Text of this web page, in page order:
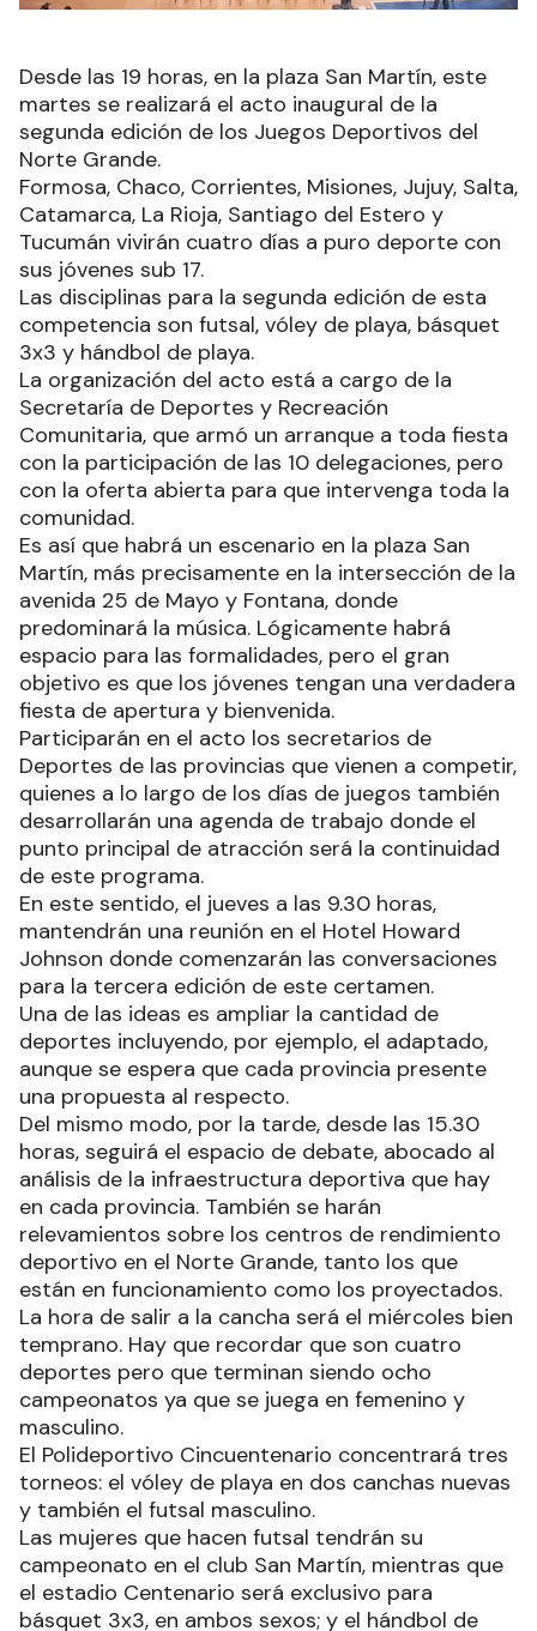
Desde las 19 horas, en la plaza San Martín, este
martes se realizará el acto inaugural de la
segunda edición de los Juegos Deportivos del
Norte Grande.
Formosa, Chaco, Corrientes, Misiones, Jujuy, Salta,
Catamarca, La Rioja, Santiago del Estero y
Tucumán vivirán cuatro días a puro deporte con
sus jóvenes sub 17.
Las disciplinas para la segunda edición de esta
competencia son futsal, vóley de playa, básquet
3x3 y hándbol de playa.
La organización del acto está a cargo de la
Secretaría de Deportes y Recreación
Comunitaria, que armó un arranque a toda fiesta
con la participación de las 10 delegaciones, pero
con la oferta abierta para que intervenga toda la
comunidad.
Es así que habrá un escenario en la plaza San
Martín, más precisamente en la intersección de la
avenida 25 de Mayo y Fontana, donde
predominará la música. Lógicamente habrá
espacio para las formalidades, pero el gran
objetivo es que los jóvenes tengan una verdadera
fiesta de apertura y bienvenida.
Participarán en el acto los secretarios de
Deportes de las provincias que vienen a competir,
quienes a lo largo de los días de juegos también
desarrollarán una agenda de trabajo donde el
punto principal de atracción será la continuidad
de este programa.
En este sentido, el jueves a las 9.30 horas,
mantendrán una reunión en el Hotel Howard
Johnson donde comenzarán las conversaciones
para la tercera edición de este certamen.
Una de las ideas es ampliar la cantidad de
deportes incluyendo, por ejemplo, el adaptado,
aunque se espera que cada provincia presente
una propuesta al respecto.
Del mismo modo, por la tarde, desde las 15.30
horas, seguirá el espacio de debate, abocado al
análisis de la infraestructura deportiva que hay
en cada provincia. También se harán
relevamientos sobre los centros de rendimiento
deportivo en el Norte Grande, tanto los que
están en funcionamiento como los proyectados.
La hora de salir a la cancha será el miércoles bien
temprano. Hay que recordar que son cuatro
deportes pero que terminan siendo ocho
campeonatos ya que se juega en femenino y
masculino.
El Polideportivo Cincuentenario concentrará tres
torneos: el vóley de playa en dos canchas nuevas
y también el futsal masculino.
Las mujeres que hacen futsal tendrán su
campeonato en el club San Martín, mientras que
el estadio Centenario será exclusivo para
básquet 3x3, en ambos sexos; y el hándbol de